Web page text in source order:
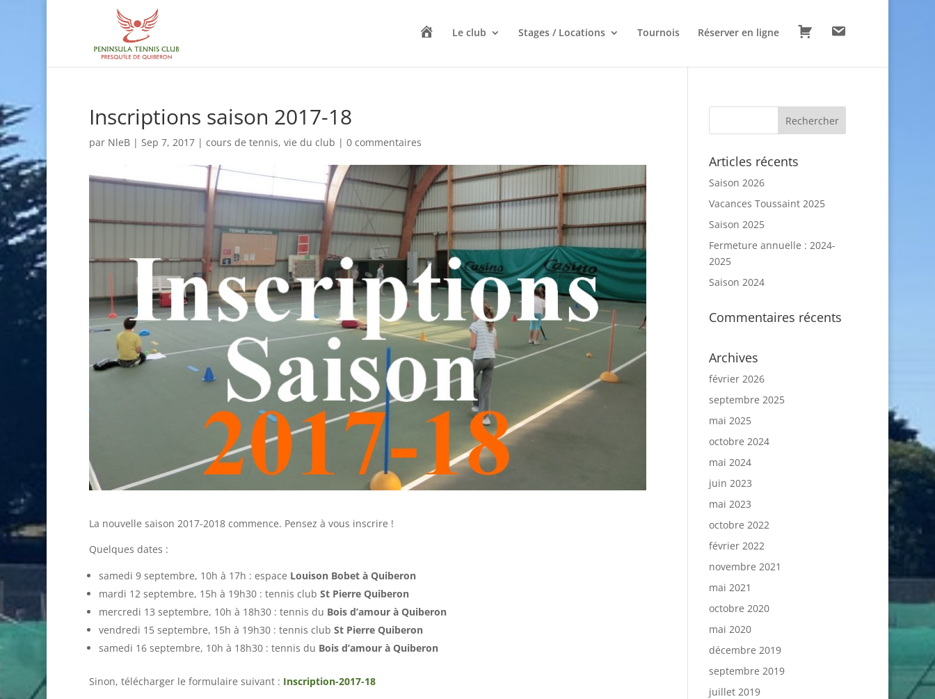
e
Le club Stages / Locations Tournois Réserver en ligne
e a
Inscriptions saison 2017-18
par NleB| Sep 7, 2017| cours de tennis, vie du club | 0 commentaires
La nouvelle saison 2017-2018 commence. Pensez à vous inscrire !
Quelques dates :
samedi 9 septembre, 10h à 17h : espace Louison Bobet à Quiberon
mardi 12 septembre, 15h à 19h30 : tennis club St Pierre Quiberon
mercredi 13 septembre, 10h à 18h30 : tennis du Bois d’amour à Quiberon
vendredi 15 septembre, 15h à 19h30 : tennis club St Pierre Quiberon
samedi 16 septembre, 10h à 18h30 : tennis du Bois d’amour à Quiberon
Sinon, télécharger le formulaire suivant : Inscription-2017-18
Articles récents
Saison 2026
Vacances Toussaint 2025
Saison 2025
Fermeture annuelle : 2024-
2025
Saison 2024
Commentaires récents
Archives
février 2026
septembre 2025
mai 2025
octobre 2024
mai 2024
juin 2023
mai 2023
octobre 2022
février 2022
novembre 2021
mai 2021
octobre 2020
mai 2020
décembre 2019
septembre 2019
juillet 2019